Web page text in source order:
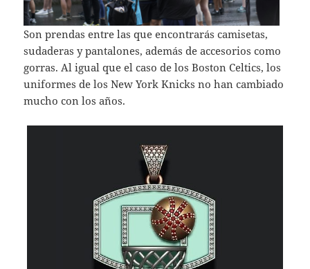
Son prendas entre las que encontrarás camisetas,
sudaderas y pantalones, además de accesorios como
gorras. Al igual que el caso de los Boston Celtics, los
uniformes de los New York Knicks no han cambiado
mucho con los años.